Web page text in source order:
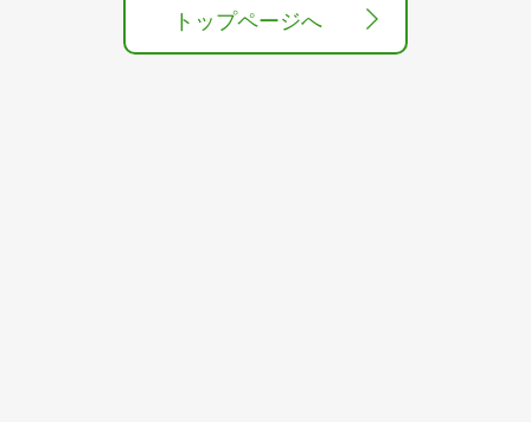
トップページへ